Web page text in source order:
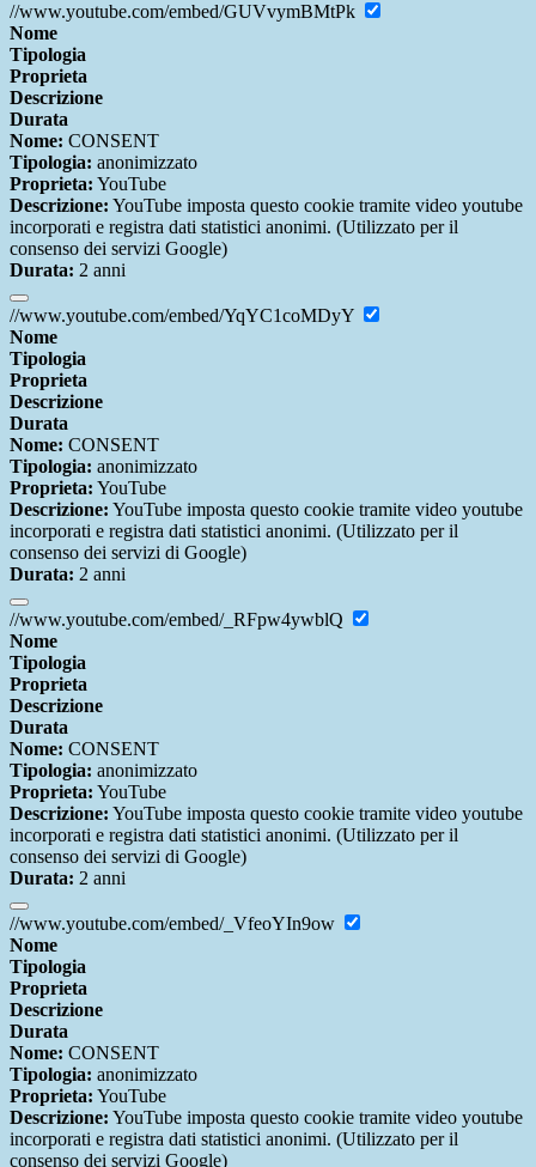
//www.youtube.com/embed/GUVvymBMtPk
Nome
Tipologia
Proprieta
Descrizione
Durata
Nome: CONSENT
Tipologia: anonimizzato
Proprieta: YouTube
Descrizione: YouTube imposta questo cookie tramite video youtube
incorporati e registra dati statistici anonimi. (Utilizzato per il
consenso dei servizi Google)
Durata: 2 anni
//www.youtube.com/embed/YqYC1coMDyY
Nome
Tipologia
Proprieta
Descrizione
Durata
Nome: CONSENT
Tipologia: anonimizzato
Proprieta: YouTube
Descrizione: YouTube imposta questo cookie tramite video youtube
incorporati e registra dati statistici anonimi. (Utilizzato per il
consenso dei servizi di Google)
Durata: 2 anni
//www.youtube.com/embed/_RFpw4ywblQ
Nome
Tipologia
Proprieta
Descrizione
Durata
Nome: CONSENT
Tipologia: anonimizzato
Proprieta: YouTube
Descrizione: YouTube imposta questo cookie tramite video youtube
incorporati e registra dati statistici anonimi. (Utilizzato per il
consenso dei servizi di Google)
Durata: 2 anni
//www.youtube.com/embed/_VfeoYIn9ow
Nome
Tipologia
Proprieta
Descrizione
Durata
Nome: CONSENT
Tipologia: anonimizzato
Proprieta: YouTube
Descrizione: YouTube imposta questo cookie tramite video youtube
incorporati e registra dati statistici anonimi. (Utilizzato per il
consenso dei servizi Google)